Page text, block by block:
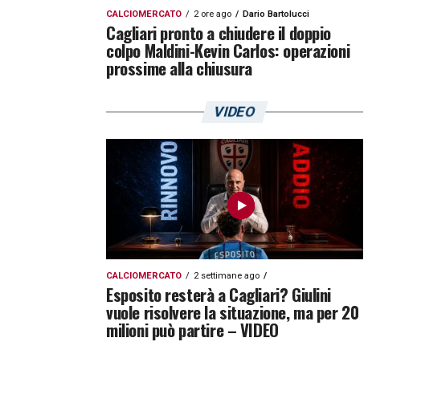
CALCIOMERCATO 2 ore ago Dario Bartolucci
Cagliari pronto a chiudere il doppio
colpo Maldini-Kevin Carlos: operazioni
prossime alla chiusura
VIDEO
CALCIOMERCATO 2 settimane ago
Esposito resterà a Cagliari? Giulini
vuole risolvere la situazione, ma per 20
milioni può partire – VIDEO